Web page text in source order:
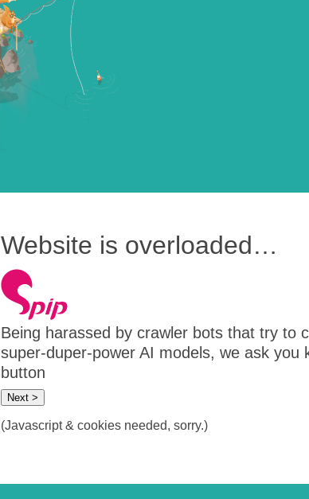
Website is overloaded…
Being harassed by crawler bots that try to
super-duper-power AI models, we ask you
button
Next >
(Javascript & cookies needed, sorry.)